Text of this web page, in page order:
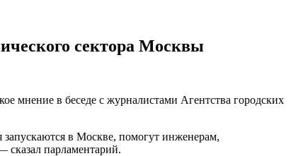
сектора Москвы
мнение в беседе с журналистами Агентства городских
запускаются в Москве, помогут инженерам,
сказал парламентарий.